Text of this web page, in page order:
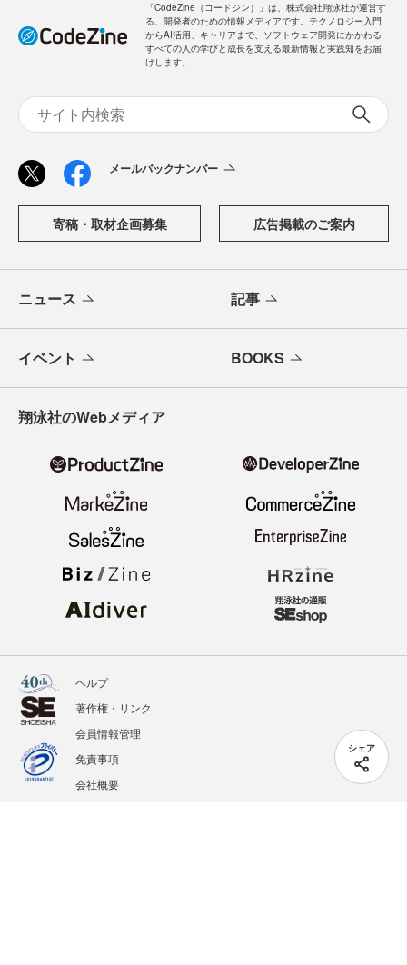
シェア
「CodeZine（コードジン）」は、株式会社翔泳社が運営す
る、開発者のための情報メディアです。テクノロジー入門
からAI活用、キャリアまで、ソフトウェア開発にかかわる
すべての人の学びと成長を支える最新情報と実践知をお届
けします。
メールバックナンバー
寄稿・取材企画募集 広告掲載のご案内
ニュース 記事
イベント BOOKS
翔泳社のWebメディア
ヘルプ
著作権・リンク
会員情報管理
免責事項
会社概要